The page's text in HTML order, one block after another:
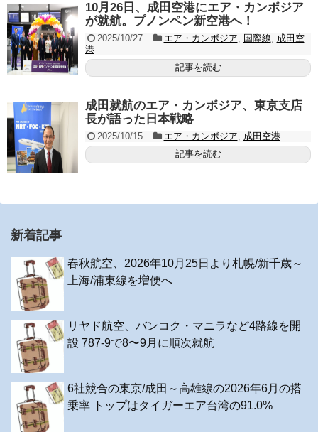
10月26日、成田空港にエア・カンボジア
が就航。プノンペン新空港へ！
2025/10/27 エア・カンボジア, 国際線, 成田空
港
記事を読む
成田就航のエア・カンボジア、東京支店
長が語った日本戦略
2025/10/15 エア・カンボジア, 成田空港
記事を読む
新着記事
春秋航空、2026年10月25日より札幌/新千歳～
上海/浦東線を増便へ
リヤド航空、バンコク・マニラなど4路線を開
設 787-9で8〜9月に順次就航
6社競合の東京/成田～高雄線の2026年6月の搭
乗率 トップはタイガーエア台湾の91.0%